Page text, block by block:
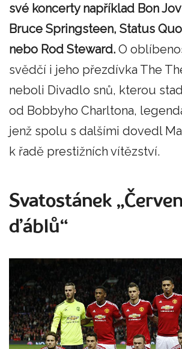
své koncerty například Bon
Bruce Springsteen, Status
nebo Rod Steward. O
svědčí i jeho přezdívka The
neboli Divadlo snů, kterou
od Bobbyho Charltona,
jenž spolu s dalšími dovedl
k řadě prestižních vítězství.
Svatostánek
ďáblů“